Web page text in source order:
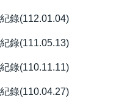
錄(112.01.04)
錄(111.05.13)
錄(110.11.11)
錄(110.04.27)